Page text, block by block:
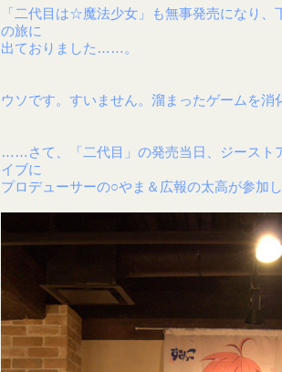
「二代目は☆魔法少女」も無事発売になり、
の旅に
出ておりました……。
ウソです。すいません。溜まったゲームを消
……さて、「二代目」の発売当日、ジースト
イブに
プロデューサーの○やま＆広報の太高が参加